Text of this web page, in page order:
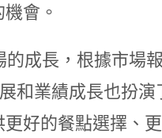
會。
成長，根據市場
和業績成長也扮
好的餐點選擇、